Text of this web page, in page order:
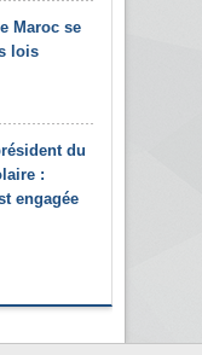
Maroc se
lois
du
:
engagée